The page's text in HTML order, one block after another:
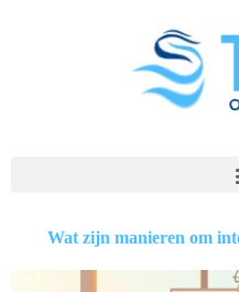
Wat zijn manieren om